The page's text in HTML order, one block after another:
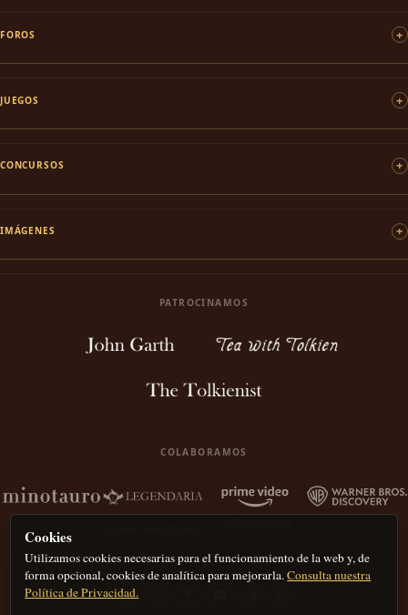
FOROS
JUEGOS
CONCURSOS
IMÁGENES
PATROCINAMOS
COLABORAMOS
Cookies
Utilizamos cookies necesarias para el funcionamiento de la web y, de
forma opcional, cookies de analítica para mejorarla.Consulta nuestra
Política de Privacidad.